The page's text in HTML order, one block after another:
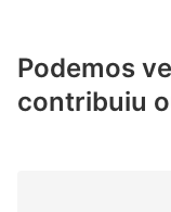
Podemos
contribuiu